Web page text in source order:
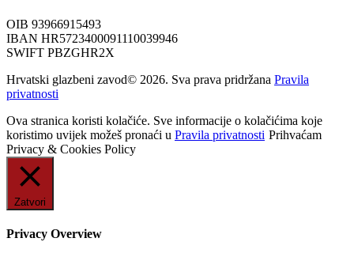
OIB 93966915493
IBAN HR5723400091110039946
SWIFT PBZGHR2X
Hrvatski glazbeni zavod© 2026. Sva prava pridržana Pravila
privatnosti
Ova stranica koristi kolačiće. Sve informacije o kolačićima koje
koristimo uvijek možeš pronaći u Pravila privatnosti Prihvaćam
Privacy & Cookies Policy
Zatvori
Privacy Overview